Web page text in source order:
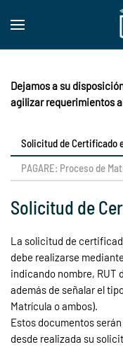
Skip to main
Dejamos a su
agilizar requerimientos
Solicitud de Certificado
PAGARE: Proceso de
Solicitud de
La solicitud de
debe realizarse
indicando nombre, RUT
además de señalar el
Matrícula o ambos).
Estos documentos
desde realizada su